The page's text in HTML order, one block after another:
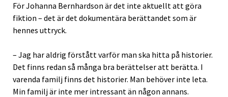
För Johanna Bernhardson är det inte aktuellt att göra
fiktion – det är det dokumentära berättandet som är
hennes uttryck.
– Jag har aldrig förstått varför man ska hitta på historier.
Det finns redan så många bra berättelser att berätta. I
varenda familj finns det historier. Man behöver inte leta.
Min familj är inte mer intressant än någon annans.